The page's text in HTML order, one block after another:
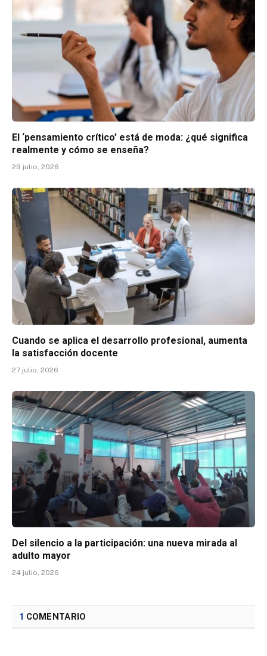
El ‘pensamiento crítico’ está de moda: ¿qué significa
realmente y cómo se enseña?
29 julio, 2026
Cuando se aplica el desarrollo profesional, aumenta
la satisfacción docente
27 julio, 2026
Del silencio a la participación: una nueva mirada al
adulto mayor
24 julio, 2026
1 COMENTARIO